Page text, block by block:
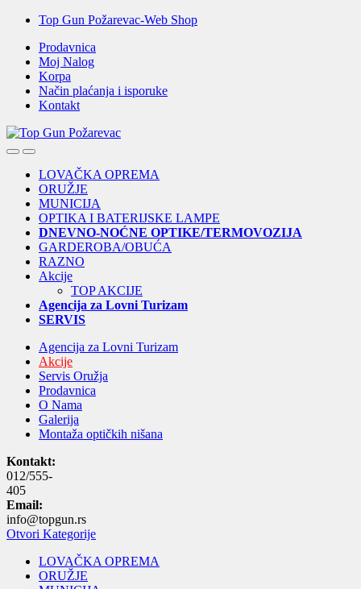
Skip
navigation
Skip
content
Top Gun Požarevac-Web Shop
Prodavnica
Moj Nalog
Korpa
Način plaćanja i isporuke
Kontakt
OpenClose
LOVAČKA OPREMA
ORUŽJE
MUNICIJA
OPTIKA I BATERIJSKE LAMPE
DNEVNO-NOĆNE OPTIKE/TERMOVOZIJA
GARDEROBA/OBUĆA
RAZNO
Akcije
TOP AKCIJE
Agencija za Lovni Turizam
SERVIS
Agencija za Lovni Turizam
Akcije
Servis Oružja
Prodavnica
O Nama
Galerija
Montaža optičkih nišana
Kontakt:
012/555-
405
Email:
info@topgun.rs
Otvori Kategorije
LOVAČKA OPREMA
ORUŽJE